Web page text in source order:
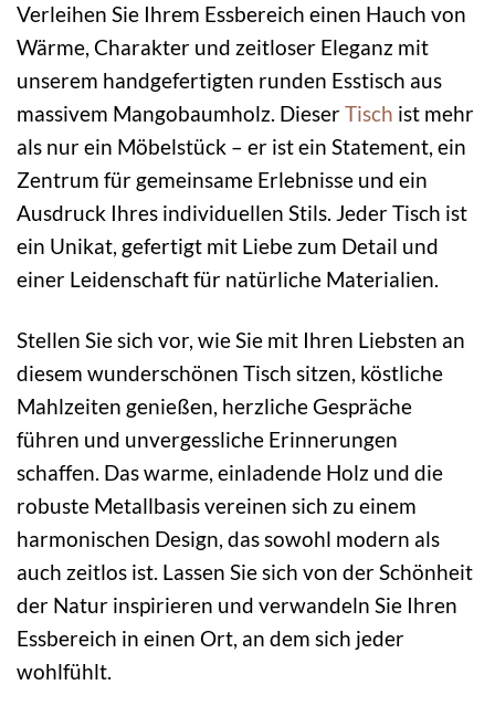
Verleihen Sie Ihrem Essbereich einen Hauch von
Wärme, Charakter und zeitloser Eleganz mit
unserem handgefertigten runden Esstisch aus
massivem Mangobaumholz. DieserTisch ist mehr
als nur ein Möbelstück – er ist ein Statement, ein
Zentrum für gemeinsame Erlebnisse und ein
Ausdruck Ihres individuellen Stils. Jeder Tisch ist
ein Unikat, gefertigt mit Liebe zum Detail und
einer Leidenschaft für natürliche Materialien.
Stellen Sie sich vor, wie Sie mit Ihren Liebsten an
diesem wunderschönen Tisch sitzen, köstliche
Mahlzeiten genießen, herzliche Gespräche
führen und unvergessliche Erinnerungen
schaffen. Das warme, einladende Holz und die
robuste Metallbasis vereinen sich zu einem
harmonischen Design, das sowohl modern als
auch zeitlos ist. Lassen Sie sich von der Schönheit
der Natur inspirieren und verwandeln Sie Ihren
Essbereich in einen Ort, an dem sich jeder
wohlfühlt.